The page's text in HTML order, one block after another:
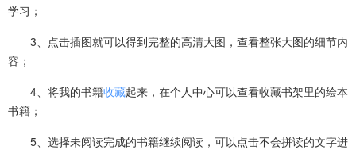
学习；
3、点击插图就可以得到完整的高清大图，查看整张大图的细节内
容；
4、将我的书籍收藏起来，在个人中心可以查看收藏书架里的绘本
书籍；
5、选择未阅读完成的书籍继续阅读，可以点击不会拼读的文字进